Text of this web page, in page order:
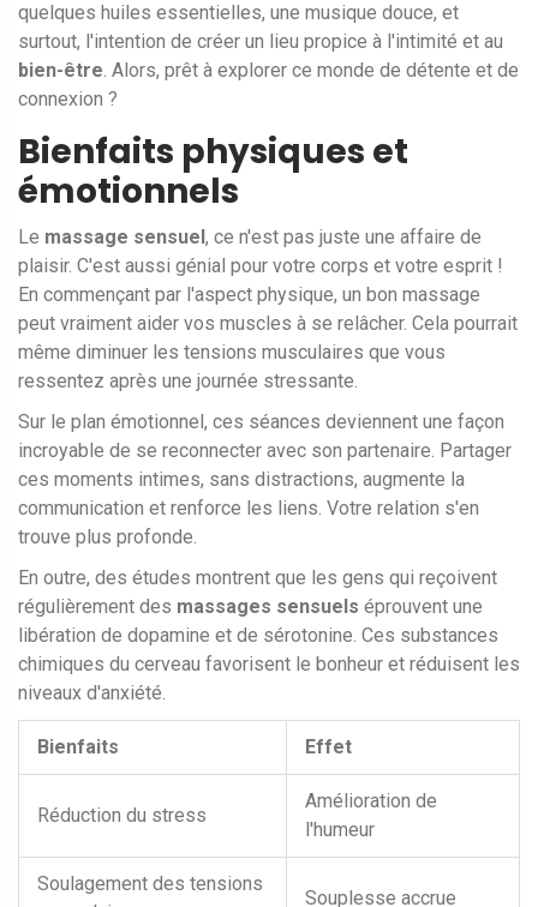
quelques huiles essentielles, une musique douce, et
surtout, l'intention de créer un lieu propice à l'intimité et au
bien-être. Alors, prêt à explorer ce monde de détente et de
connexion ?
Bienfaits physiques et
émotionnels
Le massage sensuel, ce n'est pas juste une affaire de
plaisir. C'est aussi génial pour votre corps et votre esprit !
En commençant par l'aspect physique, un bon massage
peut vraiment aider vos muscles à se relâcher. Cela pourrait
même diminuer les tensions musculaires que vous
ressentez après une journée stressante.
Sur le plan émotionnel, ces séances deviennent une façon
incroyable de se reconnecter avec son partenaire. Partager
ces moments intimes, sans distractions, augmente la
communication et renforce les liens. Votre relation s'en
trouve plus profonde.
En outre, des études montrent que les gens qui reçoivent
régulièrement des massages sensuels éprouvent une
libération de dopamine et de sérotonine. Ces substances
chimiques du cerveau favorisent le bonheur et réduisent les
niveaux d'anxiété.
Bienfaits Effet
Réduction du stress
Amélioration de
l'humeur
Soulagement des tensions
Souplesse accrue